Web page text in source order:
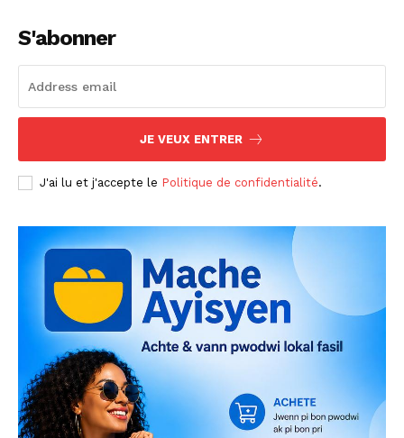
S'abonner
JE VEUX ENTRER
J'ai lu et j'accepte le Politique de confidentialité.